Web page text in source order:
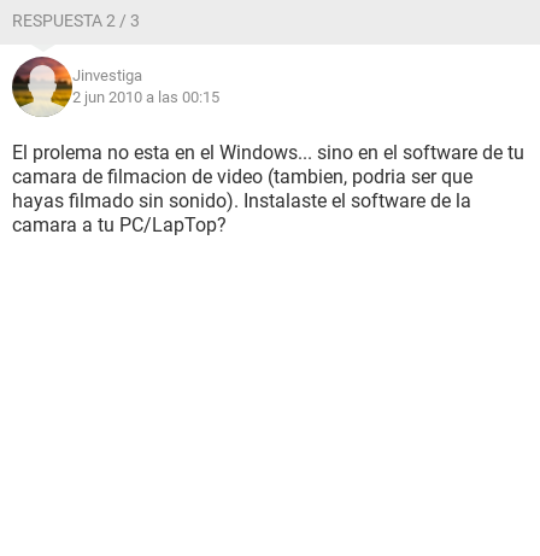
RESPUESTA 2 / 3
Jinvestiga
2 jun 2010 a las 00:15
El prolema no esta en el Windows... sino en el software de tu
camara de filmacion de video (tambien, podria ser que
hayas filmado sin sonido). Instalaste el software de la
camara a tu PC/LapTop?